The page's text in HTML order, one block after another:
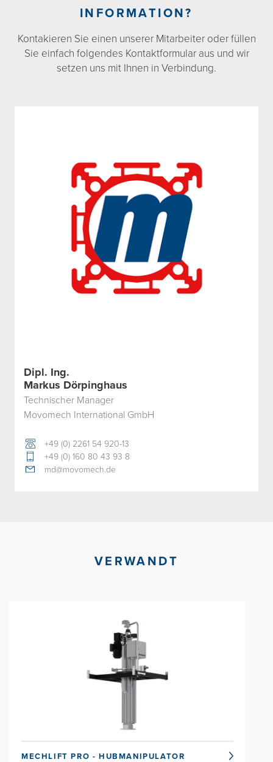
INFORMATION?
Kontakieren Sie einen unserer Mitarbeiter oder füllen
Sie einfach folgendes Kontaktformular aus und wir
setzen uns mit Ihnen in Verbindung.
Dipl. Ing.
Markus Dörpinghaus
Technischer Manager
Movomech International GmbH
+49 (0) 2261 54 920-13
+49 (0) 160 80 43 93 8
md@movomech.de
VERWANDT
MECHLIFT PRO - HUBMANIPULATOR